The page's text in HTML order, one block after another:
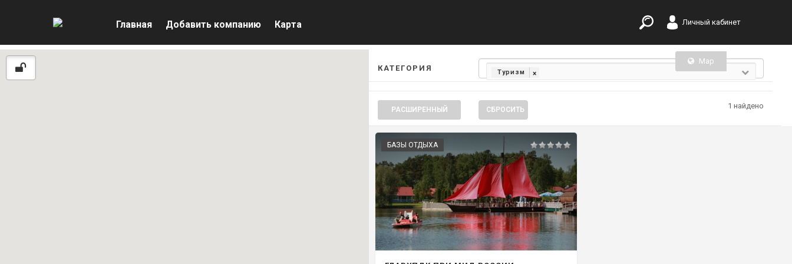
Главная Добавить компанию Карта Личный кабинет
Map
List
КАТЕГОРИЯ
Туризм ×
РАСШИРЕННЫЙ СБРОСИТЬ 1 найдено
БАЗЫ ОТДЫХА